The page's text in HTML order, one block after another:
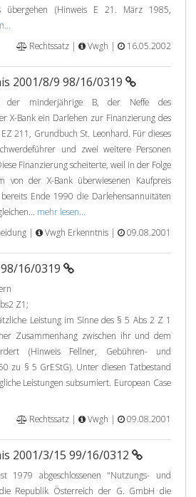
übergehen (Hinweis E 21. März 1985,
Rechtssatz |
Vwgh | 16.05.2002
2001/8/9 98/16/0319
minderjährige B, der Neffe des
X-Bank ein Darlehen zur Finanzierung des
211, Grundbuch St. Leonhard. Für dieses
und zwei weitere Personen
Finanzierung scheiterte, weil in der Folge
von der X-Bank überwiesenen Kaufpreis
Ende 1990 die Darlehensannuitäten
mehr lesen...
|
Vwgh Erkenntnis | 09.08.2001
16/0319
Z1;
Leistung im Sinne des § 5 Abs 2 Z 1
Zusammenhang zwischen ihr und dem
(Hinweis Fellner, Gebühren- und
zu § 5 GrEStG). Unter diesen Tatbestand
Leistungen subsumiert. European Case
Rechtssatz |
Vwgh | 09.08.2001
2001/3/15 99/16/0312
1979 abgeschlossenen "Nutzungs- und
Republik Österreich der G. GmbH die